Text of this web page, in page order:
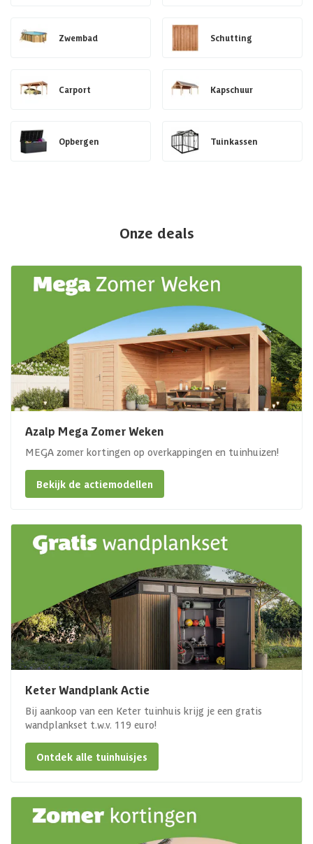
Zwembad Schutting
Carport Kapschuur
Opbergen Tuinkassen
Onze deals
Azalp Mega Zomer Weken
MEGA zomer kortingen op overkappingen en tuinhuizen!
Bekijk de actiemodellen
Keter Wandplank Actie
Bij aankoop van een Keter tuinhuis krijg je een gratis
wandplankset t.w.v. 119 euro!
Ontdek alle tuinhuisjes